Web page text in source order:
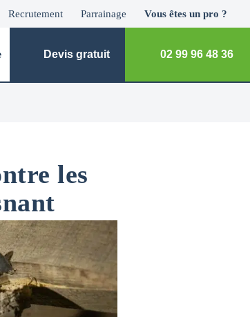
Recrutement Parrainage Vous êtes un pro ?
Devis gratuit 02 99 96 48 36
les